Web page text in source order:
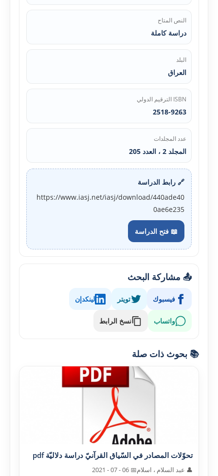
النص المتاح
دراسة كاملة
البلد
العراق
ISBN الترقيم الدولي
2518-9263
عدد المجلدات
المجلد 2 ، العدد 205
🔗 رابط الدراسة
https://www.iasj.net/iasj/download/440ade40
0ae6e235
📖 فتح الدراسة
📤 مشاركة البحث
فيسبوك تويتر لينكدإن
واتساب نسخ الرابط
📚 بحوث ذات صلة
تحوّلات المصادر في السّياق القرآنيّ دراسة دلاليّة pdf
👤 عبد السلام ، اسلام📅 06 - 07 - 2021